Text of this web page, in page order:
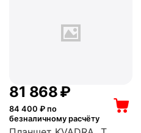
81 868₽
84 400 ₽ по
безналичному расчёту